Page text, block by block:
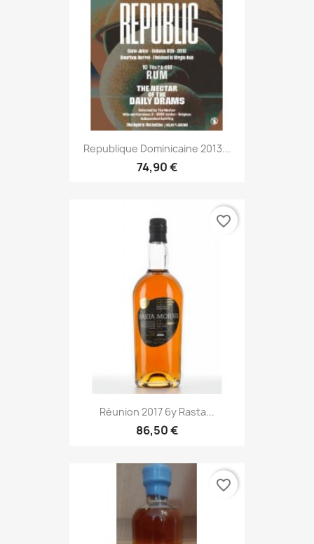
Republique Dominicaine 2013...
74,90 €
Réunion 2017 6y Rasta...
86,50 €
favorite_border
favorite_border